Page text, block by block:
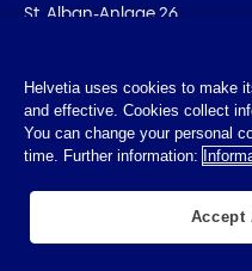
St. Alban-Anlage 26
Impressum
Rechtliche Hinweise
Helvetia uses cookies to make
and effective. Cookies collect
You can change your personal
time. Further information:
Accept